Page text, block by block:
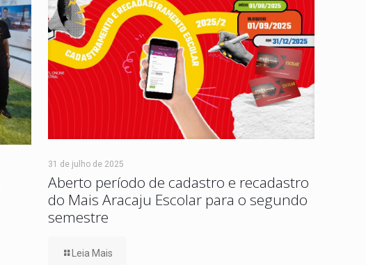
31 de julho de 2025
Aberto período de cadastro e recadastro
do Mais Aracaju Escolar para o segundo
semestre
Leia Mais